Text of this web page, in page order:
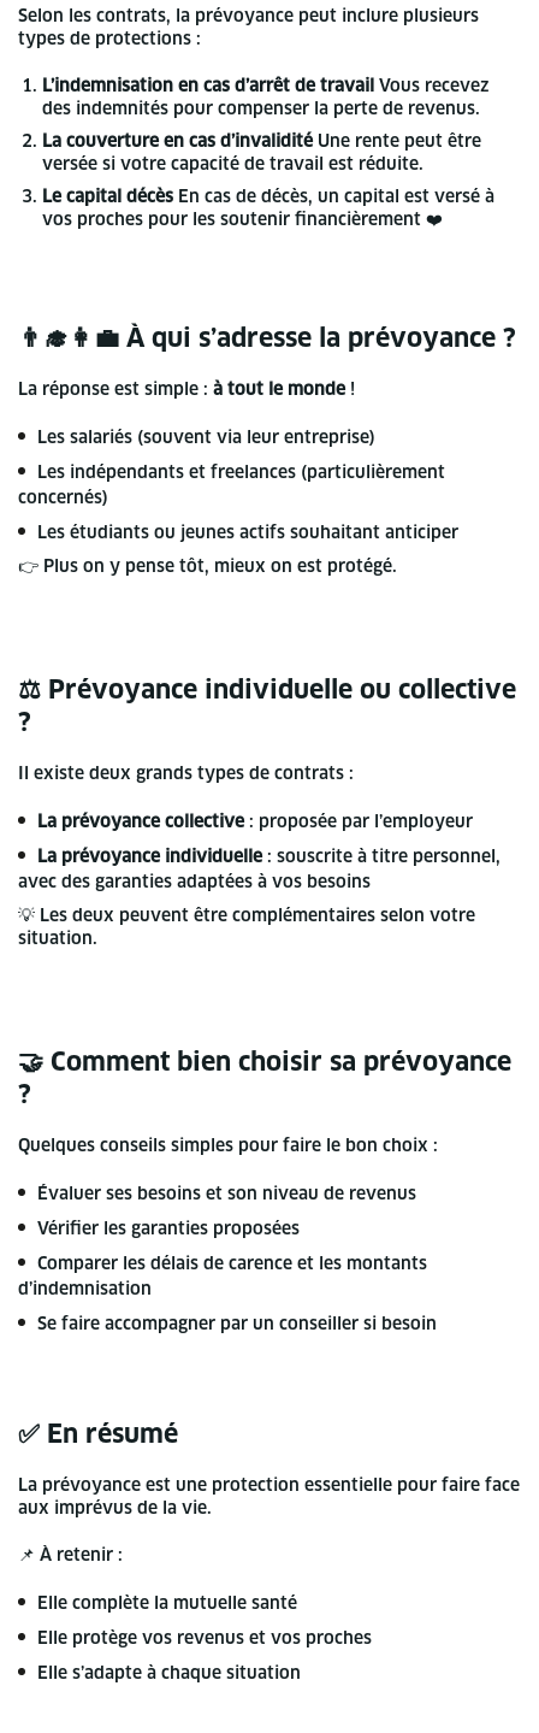
Selon les contrats, la prévoyance peut inclure plusieurs
types de protections :
L’indemnisation en cas d’arrêt de travail Vous recevez
des indemnités pour compenser la perte de revenus.
La couverture en cas d’invaliditéUne rente peut être
versée si votre capacité de travail est réduite.
Le capital décès En cas de décès, un capital est versé à
vos proches pour les soutenir financièrement ❤️
👨‍🎓👩‍💼 À qui s’adresse la prévoyance ?
La réponse est simple : à tout le monde!
Les salariés (souvent via leur entreprise)
Les indépendants et freelances (particulièrement
concernés)
Les étudiants ou jeunes actifs souhaitant anticiper
👉 Plus on y pense tôt, mieux on est protégé.
⚖️ Prévoyance individuelle ou collective
?
Il existe deux grands types de contrats :
La prévoyance collective: proposée par l’employeur
La prévoyance individuelle: souscrite à titre personnel,
avec des garanties adaptées à vos besoins
💡 Les deux peuvent être complémentaires selon votre
situation.
🤝 Comment bien choisir sa prévoyance
?
Quelques conseils simples pour faire le bon choix :
Évaluer ses besoins et son niveau de revenus
Vérifier les garanties proposées
Comparer les délais de carence et les montants
d’indemnisation
Se faire accompagner par un conseiller si besoin
✅ En résumé
La prévoyance est une protection essentielle pour faire face
aux imprévus de la vie.
📌 À retenir :
Elle complète la mutuelle santé
Elle protège vos revenus et vos proches
Elle s’adapte à chaque situation